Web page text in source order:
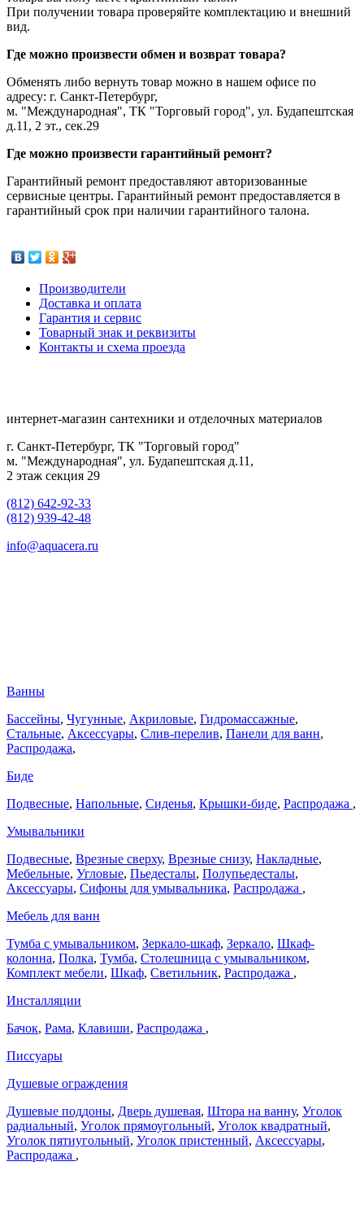
При получении товара проверяйте комплектацию и внешний
вид.
Где можно произвести обмен и возврат товара?
Обменять либо вернуть товар можно в нашем офисе по
адресу: г. Санкт-Петербург,
м. "Международная", ТК "Торговый город", ул. Будапештская
д.11, 2 эт., сек.29
Где можно произвести гарантийный ремонт?
Гарантийный ремонт предоставляют авторизованные
сервисные центры. Гарантийный ремонт предоставляется в
гарантийный срок при наличии гарантийного талона.
Производители
Доставка и оплата
Гарантия и сервис
Товарный знак и реквизиты
Контакты и схема проезда
интернет-магазин сантехники и отделочных материалов
г. Санкт-Петербург, ТК "Торговый город"
м. "Международная", ул. Будапештская д.11,
2 этаж секция 29
(812) 642-92-33
(812) 939-42-48
info@aquacera.ru
Ванны
Бассейны, Чугунные, Акриловые, Гидромассажные,
Стальные, Аксессуары, Слив-перелив, Панели для ванн,
Распродажа,
Биде
Подвесные, Напольные, Сиденья, Крышки-биде, Распродажа ,
Умывальники
Подвесные, Врезные сверху, Врезные снизу, Накладные,
Мебельные, Угловые, Пьедесталы, Полупьедесталы,
Аксессуары, Сифоны для умывальника, Распродажа ,
Мебель для ванн
Тумба с умывальником, Зеркало-шкаф, Зеркало, Шкаф-
колонна, Полка, Тумба, Столешница с умывальником,
Комплект мебели, Шкаф, Светильник, Распродажа ,
Инсталляции
Бачок, Рама, Клавиши, Распродажа ,
Писсуары
Душевые ограждения
Душевые поддоны, Дверь душевая, Штора на ванну, Уголок
радиальный, Уголок прямоугольный, Уголок квадратный,
Уголок пятиугольный, Уголок пристенный, Аксессуары,
Распродажа ,